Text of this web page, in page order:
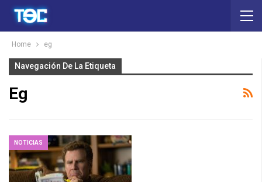
Home eg
Navegación De La Etiqueta
Eg
NOTICIAS